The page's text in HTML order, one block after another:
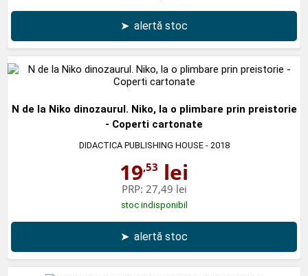
➤ alertă stoc
N de la Niko dinozaurul. Niko, la o plimbare prin preistorie
- Coperti cartonate
DIDACTICA PUBLISHING HOUSE- 2018
19,53 lei
PRP: 27,49 lei
stoc indisponibil
➤ alertă stoc